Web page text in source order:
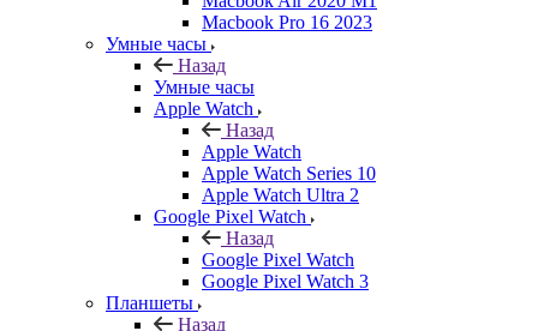
Macbook Pro 16 2023
Умные часы
Назад
Умные часы
Apple Watch
Назад
Apple Watch
Apple Watch Series 10
Apple Watch Ultra 2
Google Pixel Watch
Назад
Google Pixel Watch
Google Pixel Watch 3
Планшеты
Назад